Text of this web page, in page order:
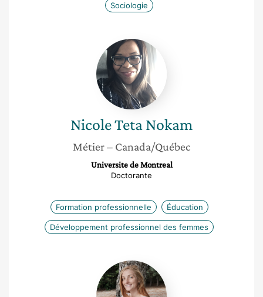
Sociologie
Nicole
Teta
Nokam
NicoleTeta Nokam
Métier– Canada/Québec
Universite de Montreal
Doctorante
Formation professionnelle Éducation
Développement professionnel des femmes
Lucile
Hoarau